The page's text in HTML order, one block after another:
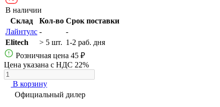
В наличии
Склад
Кол-во Срок поставки
Лайнтулс -
-
Elitech
> 5 шт. 1-2 раб. дня
Розничная цена 45 ₽
Цена указана с НДС 22%
В корзину
Официальный дилер